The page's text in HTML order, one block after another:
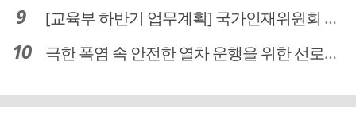
[교육부 하반기 업무계획] 국가인재위원회 신설… 거점국립대 3곳 성장엔진·AI 분야 패키지 지원
극한 폭염 속 안전한 열차 운행을 위한 선로관리